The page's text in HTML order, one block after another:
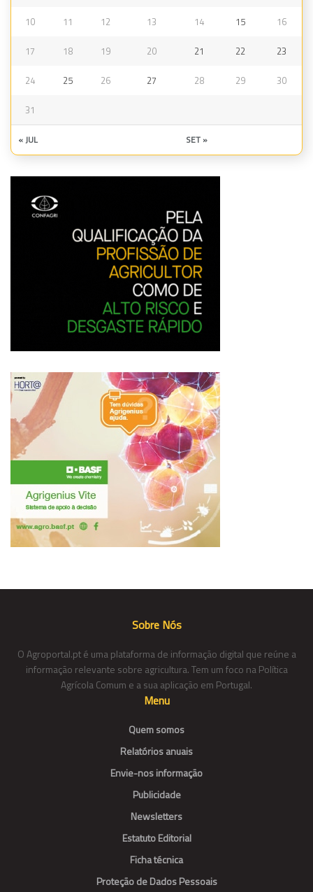
10 11 12 13 14 15 16
17 18 19 20 21 22 23
24 25 26 27 28 29 30
31
« JUL SET »
Sobre Nós
O Agroportal.pt é uma plataforma de informação digital que reúne a
informação relevante sobre agricultura. Tem um foco na Política
Agrícola Comum e a sua aplicação em Portugal.
Menu
Quem somos
Relatórios anuais
Envie-nos informação
Publicidade
Newsletters
Estatuto Editorial
Ficha técnica
Proteção de Dados Pessoais